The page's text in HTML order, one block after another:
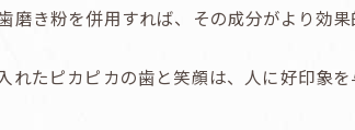
磨き粉を併用すれば、その成分がより効果
れたピカピカの歯と笑顔は、人に好印象を